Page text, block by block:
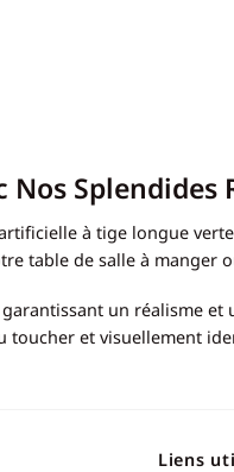
Splendides
à tige longue
table de salle à manger
un réalisme
toucher et visuellement
Liens